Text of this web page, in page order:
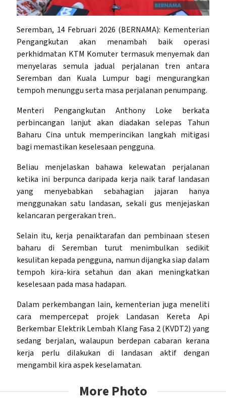
Seremban, 14 Februari 2026 (BERNAMA): Kementerian
Pengangkutan akan menambah baik operasi
perkhidmatan KTM Komuter termasuk menyemak dan
menyelaras semula jadual perjalanan tren antara
Seremban dan Kuala Lumpur bagi mengurangkan
tempoh menunggu serta masa perjalanan penumpang.
Menteri Pengangkutan Anthony Loke berkata
perbincangan lanjut akan diadakan selepas Tahun
Baharu Cina untuk memperincikan langkah mitigasi
bagi memastikan keselesaan pengguna.
Beliau menjelaskan bahawa kelewatan perjalanan
ketika ini berpunca daripada kerja naik taraf landasan
yang menyebabkan sebahagian jajaran hanya
menggunakan satu landasan, sekali gus menjejaskan
kelancaran pergerakan tren..
Selain itu, kerja penaiktarafan dan pembinaan stesen
baharu di Seremban turut menimbulkan sedikit
kesulitan kepada pengguna, namun dijangka siap dalam
tempoh kira-kira setahun dan akan meningkatkan
keselesaan pada masa hadapan.
Dalam perkembangan lain, kementerian juga meneliti
cara mempercepat projek Landasan Kereta Api
Berkembar Elektrik Lembah Klang Fasa 2 (KVDT2) yang
sedang berjalan, walaupun berdepan cabaran kerana
kerja perlu dilakukan di landasan aktif dengan
mengambil kira aspek keselamatan.
More Photo